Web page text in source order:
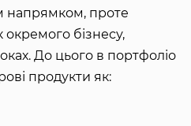
напрямком, проте
бізнесу,
До цього в портфоліо
продукти як: